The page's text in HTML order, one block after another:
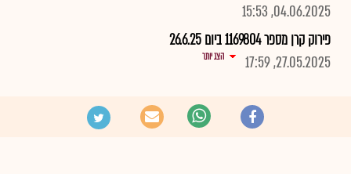
04.06.2025, 15:53
פירוק קרן מספר 1169804 ביום 26.6.25
27.05.2025, 17:59
הצג יותר